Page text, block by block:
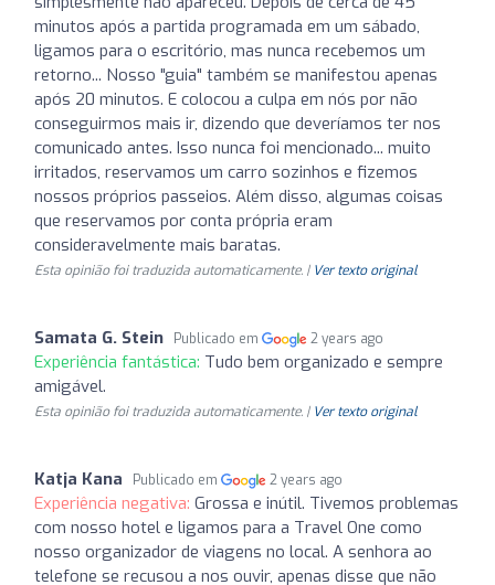
minutos após a partida programada em um sábado,
ligamos para o escritório, mas nunca recebemos um
retorno... Nosso "guia" também se manifestou apenas
após 20 minutos. E colocou a culpa em nós por não
conseguirmos mais ir, dizendo que deveríamos ter nos
comunicado antes. Isso nunca foi mencionado... muito
irritados, reservamos um carro sozinhos e fizemos
nossos próprios passeios. Além disso, algumas coisas
que reservamos por conta própria eram
consideravelmente mais baratas.
Esta opinião foi traduzida automaticamente. | Ver texto original
Samata G. Stein Publicado em 2 years ago
Experiência fantástica: Tudo bem organizado e sempre
amigável.
Esta opinião foi traduzida automaticamente. | Ver texto original
Katja Kana Publicado em 2 years ago
Experiência negativa: Grossa e inútil. Tivemos problemas
com nosso hotel e ligamos para a Travel One como
nosso organizador de viagens no local. A senhora ao
telefone se recusou a nos ouvir, apenas disse que não